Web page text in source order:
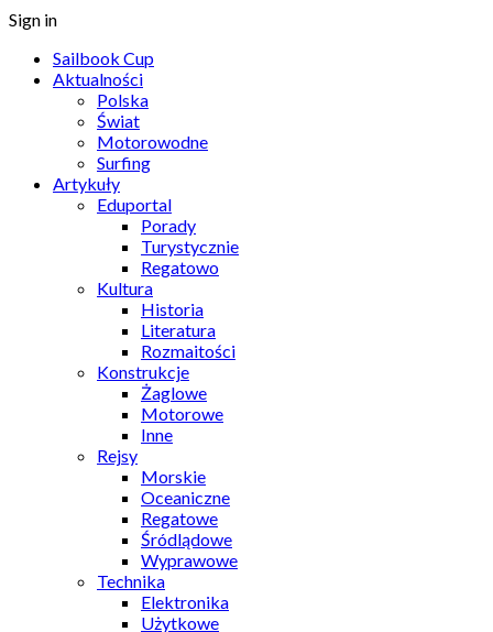
Sign in
Sailbook Cup
Aktualności
Polska
Świat
Motorowodne
Surfing
Artykuły
Eduportal
Porady
Turystycznie
Regatowo
Kultura
Historia
Literatura
Rozmaitości
Konstrukcje
Żaglowe
Motorowe
Inne
Rejsy
Morskie
Oceaniczne
Regatowe
Śródlądowe
Wyprawowe
Technika
Elektronika
Użytkowe